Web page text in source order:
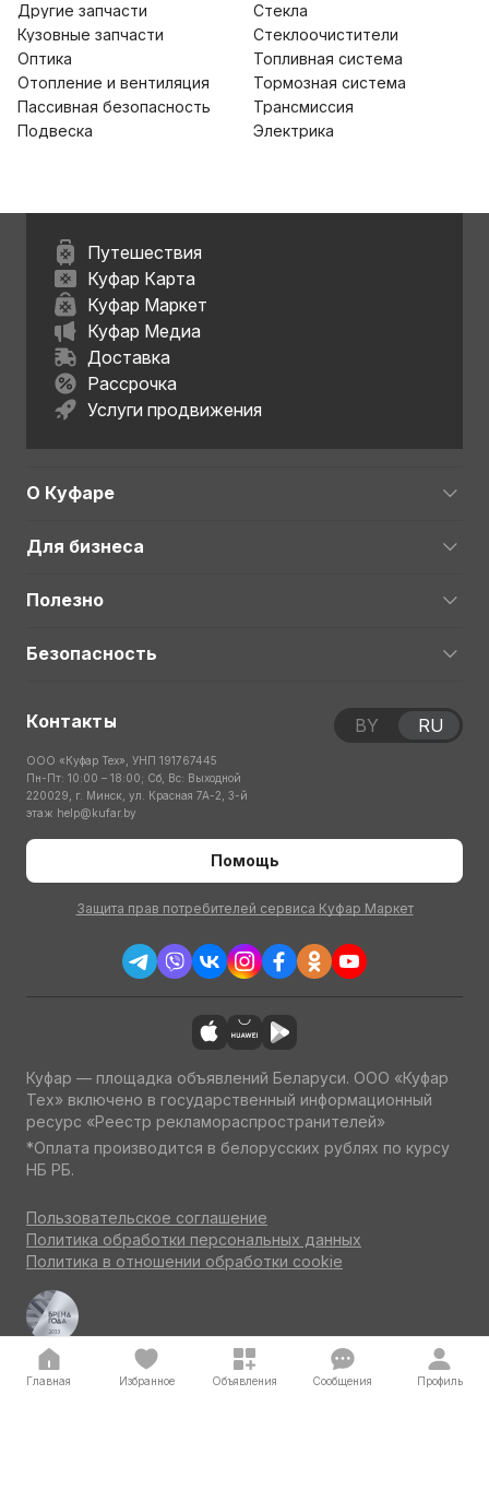
Другие запчасти
Кузовные запчасти
Оптика
Отопление и вентиляция
Пассивная безопасность
Подвеска
Стекла
Стеклоочистители
Топливная система
Тормозная система
Трансмиссия
Электрика
Путешествия
Куфар Карта
Куфар Маркет
Куфар Медиа
Доставка
Рассрочка
Услуги продвижения
О Куфаре
Для бизнеса
Полезно
Безопасность
Контакты
ООО «Куфар Тех», УНП 191767445
Пн-Пт: 10:00 – 18:00; Сб, Вс: Выходной
220029, г. Минск, ул. Красная 7А-2, 3-й
этаж help@kufar.by
Помощь
Защита прав потребителей сервиса Куфар Маркет
BY RU
Куфар — площадка объявлений Беларуси. ООО «Куфар
Тех» включено в государственный информационный
ресурс «Реестр рекламораспространителей»
*Оплата производится в белорусских рублях по курсу
НБ РБ.
Пользовательское соглашение
Политика обработки персональных данных
Политика в отношении обработки cookie
Куфар Авто — одна из ведущих площадок об авто
по итогам потребительского голосования на конкурсе
«Бренд года» 2023
Главная Избранное Объявления Сообщения Профиль